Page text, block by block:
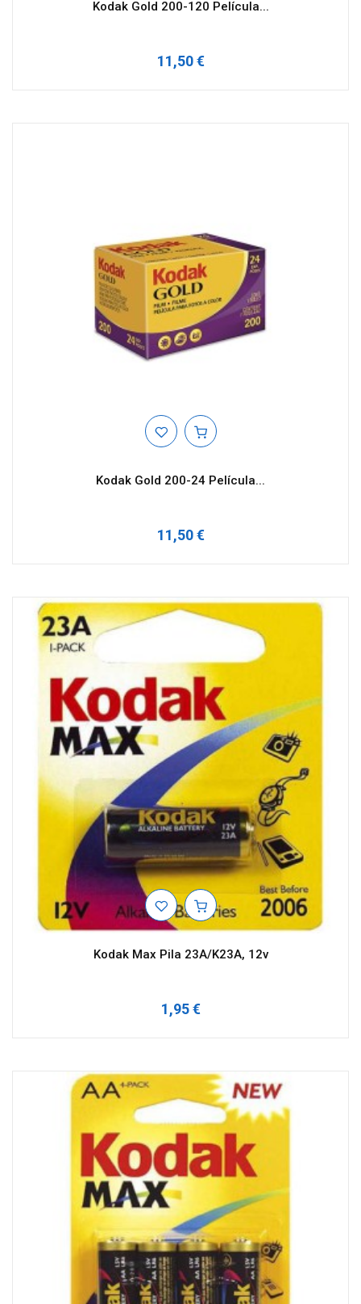
Kodak Gold 200-120 Película...
11,50 €
Kodak Gold 200-24 Película...
11,50 €
Kodak Max Pila 23A/K23A, 12v
1,95 €